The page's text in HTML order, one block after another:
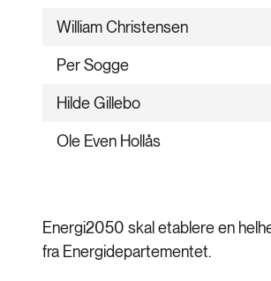
William Christensen
Per Sogge
Hilde Gillebo
Ole Even Hollås
Energi2050 skal etablere en
fra Energidepartementet.